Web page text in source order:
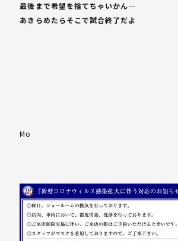
最後まで希望を捨てちゃいかん…
あきらめたらそこで試合終了だよ
Mo